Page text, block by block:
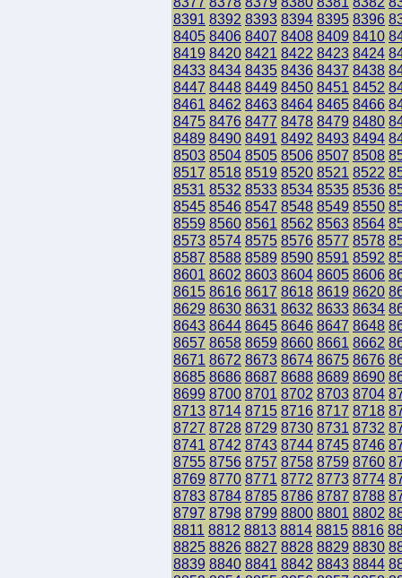
8391 8392 8393 8394 8395 8396
8405 8406 8407 8408 8409 8410
8419 8420 8421 8422 8423 8424
8433 8434 8435 8436 8437 8438
8447 8448 8449 8450 8451 8452
8461 8462 8463 8464 8465 8466
8475 8476 8477 8478 8479 8480
8489 8490 8491 8492 8493 8494
8503 8504 8505 8506 8507 8508
8517 8518 8519 8520 8521 8522
8531 8532 8533 8534 8535 8536
8545 8546 8547 8548 8549 8550
8559 8560 8561 8562 8563 8564
8573 8574 8575 8576 8577 8578
8587 8588 8589 8590 8591 8592
8601 8602 8603 8604 8605 8606
8615 8616 8617 8618 8619 8620
8629 8630 8631 8632 8633 8634
8643 8644 8645 8646 8647 8648
8657 8658 8659 8660 8661 8662
8671 8672 8673 8674 8675 8676
8685 8686 8687 8688 8689 8690
8699 8700 8701 8702 8703 8704
8713 8714 8715 8716 8717 8718
8727 8728 8729 8730 8731 8732
8741 8742 8743 8744 8745 8746
8755 8756 8757 8758 8759 8760
8769 8770 8771 8772 8773 8774
8783 8784 8785 8786 8787 8788
8797 8798 8799 8800 8801 8802
8811 8812 8813 8814 8815 8816
8825 8826 8827 8828 8829 8830
8839 8840 8841 8842 8843 8844